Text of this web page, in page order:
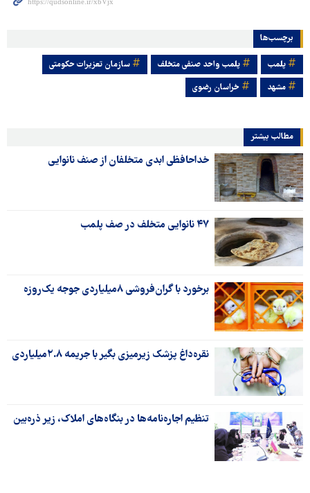
برچسب‌ها
پلمب پلمب واحد صنفی متخلف
سازمان تعزیرات حکومتی
مشهد
خراسان رضوی
مطالب بیشتر
خداحافظی ابدی متخلفان از صنف نانوایی
۴۷ نانوایی متخلف در صف پلمب
برخورد با گران‌فروشی ۸میلیاردی جوجه یک‌روزه
نقره‌داغ پزشک زیرمیزی بگیر با جریمه ۲.۸میلیاردی
تنظیم اجاره‌نامه‌ها در بنگاه‌های املاک، زیر ذره‌بین